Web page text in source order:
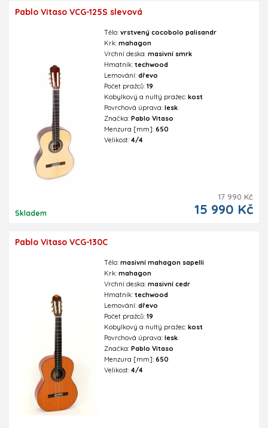
Pablo Vitaso VCG-125S slevová
Skladem
Tělo:vrstvený cocobolo palisandr
Krk:mahagon
Vrchní deska:masivní smrk
Hmatník:techwood
Lemování:dřevo
Počet pražců:19
Kobylkový a nultý pražec:kost
Povrchová úprava:lesk
Značka:Pablo Vitaso
Menzura [mm]:650
Velikost:4/4
17 990 Kč
15 990 Kč
Pablo Vitaso VCG-130C
Tělo:masivní mahagon sapelli
Krk:mahagon
Vrchní deska:masivní cedr
Hmatník:techwood
Lemování:dřevo
Počet pražců:19
Kobylkový a nultý pražec:kost
Povrchová úprava:lesk
Značka:Pablo Vitaso
Menzura [mm]:650
Velikost:4/4